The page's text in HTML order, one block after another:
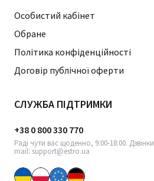
Особистий кабінет
Обране
Політика конфіденційності
Договір публічної оферти
СЛУЖБА ПІДТРИМКИ
+38 0 800 330 770
Раді чути вас щоденно, 9:00-18:00.
mail: support@estro.ua